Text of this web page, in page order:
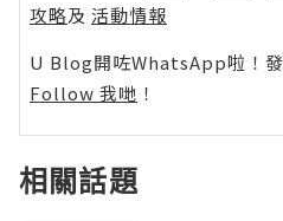
攻略及 活動情報
U Blog開咗WhatsApp啦！發
Follow 我哋 ！
相關話題